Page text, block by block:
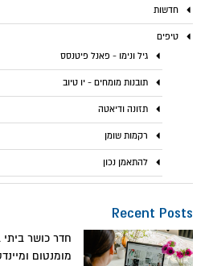
חדשות
טיפים
גיל ונימו - פאנל פיטנסס
תובנות מומחים - יו טיוב
תזונה ודיאטה
רקמות שומן
להתאמן נכון
Recent Posts
מומנטום